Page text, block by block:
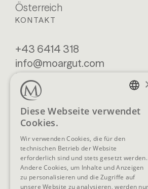
Österreich
KONTAKT
+43 6414 318
info@moargut.com
SERVICES
Lage & Anreise
Blog
FAQ
Buchen
AGB
Diese Webseite verwendet
Cookies.
Wir verwenden Cookies, die für den
technischen Betrieb der Website
erforderlich sind und stets gesetzt werden.
Andere Cookies, um Inhalte und Anzeigen
zu personalisieren und die Zugriffe auf
unsere Website zu analysieren, werden nur